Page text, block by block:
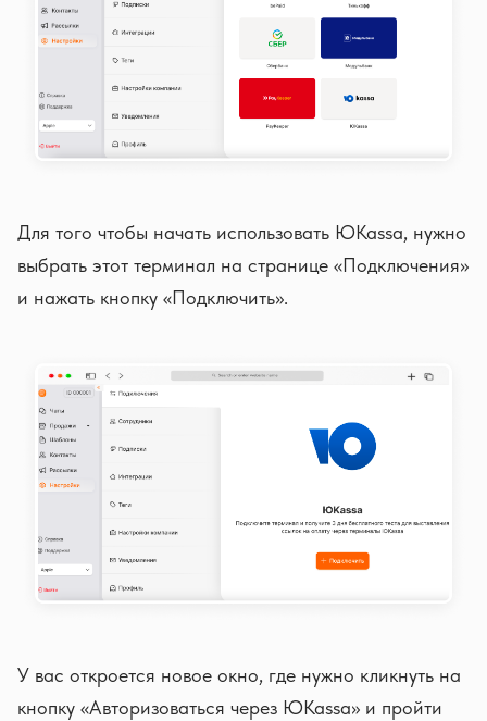
Для того чтобы начать использовать ЮKassa, нужно
выбрать этот терминал на странице «Подключения»
и нажать кнопку «Подключить».
У вас откроется новое окно, где нужно кликнуть на
кнопку «Авторизоваться через ЮKassa» и пройти